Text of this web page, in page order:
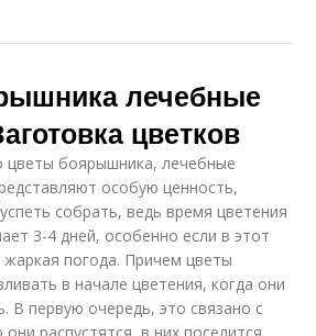
лечебные
цветков
цветы боярышника, лечебные
особую ценность,
собрать, ведь время цветения
3-4 дней, особенно если в этот
жаркая погода. Причем цветы
в начале цветения, когда они
В первую очередь, это связано с